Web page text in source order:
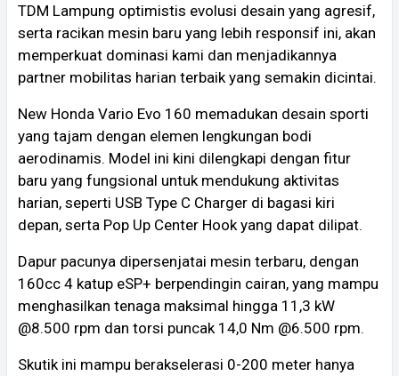
TDM Lampung optimistis evolusi desain yang agresif,
serta racikan mesin baru yang lebih responsif ini, akan
memperkuat dominasi kami dan menjadikannya
partner mobilitas harian terbaik yang semakin dicintai.
New Honda Vario Evo 160 memadukan desain sporti
yang tajam dengan elemen lengkungan bodi
aerodinamis. Model ini kini dilengkapi dengan fitur
baru yang fungsional untuk mendukung aktivitas
harian, seperti USB Type C Charger di bagasi kiri
depan, serta Pop Up Center Hook yang dapat dilipat.
Dapur pacunya dipersenjatai mesin terbaru, dengan
160cc 4 katup eSP+ berpendingin cairan, yang mampu
menghasilkan tenaga maksimal hingga 11,3 kW
@8.500 rpm dan torsi puncak 14,0 Nm @6.500 rpm.
Skutik ini mampu berakselerasi 0-200 meter hanya